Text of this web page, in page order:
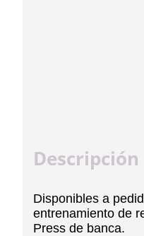
Descripción
Disponibles a
entrenamiento de
Press de banca.